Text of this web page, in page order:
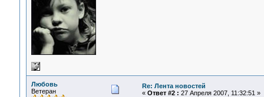
Любовь
Ветеран
Re: Лента новостей
« Ответ #2 : 27 Апреля 2007, 11:32:51 »